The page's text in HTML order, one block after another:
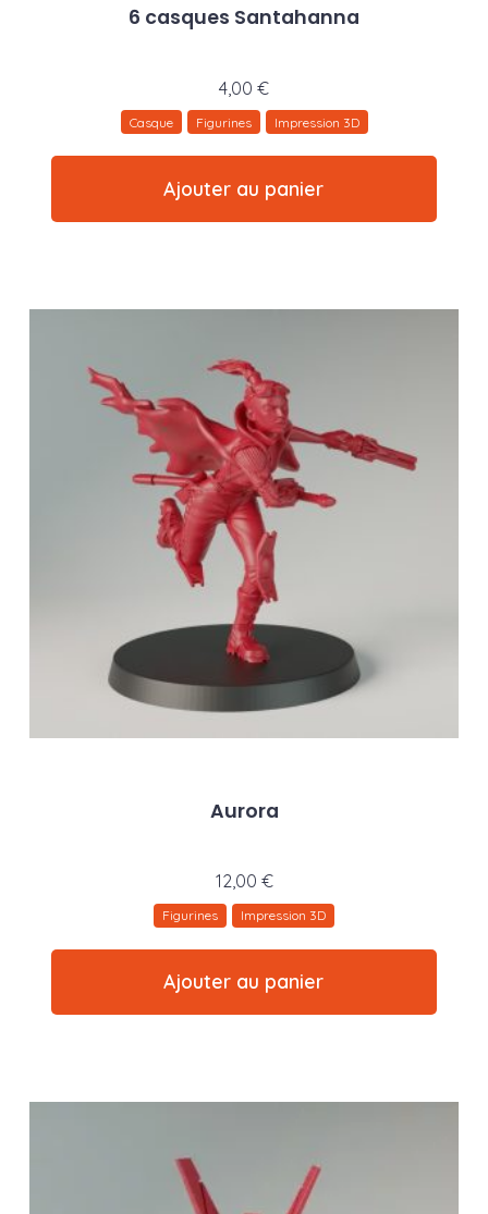
6 casques Santahanna
4,00 €
Casque Figurines Impression 3D
Ajouter au panier
Aurora
12,00 €
Figurines Impression 3D
Ajouter au panier